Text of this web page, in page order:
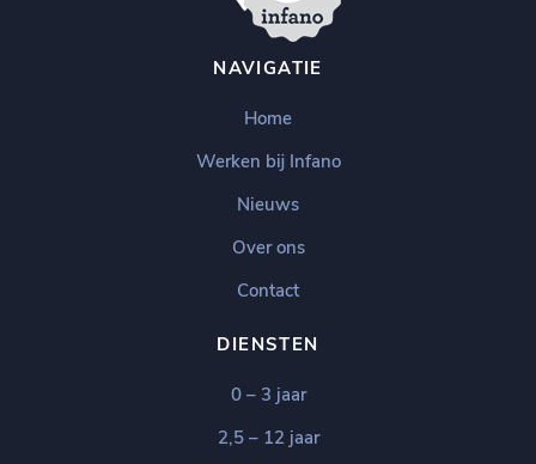
NAVIGATIE
Home
Werken bij Infano
Nieuws
Over ons
Contact
DIENSTEN
0 – 3 jaar
2,5 – 12 jaar